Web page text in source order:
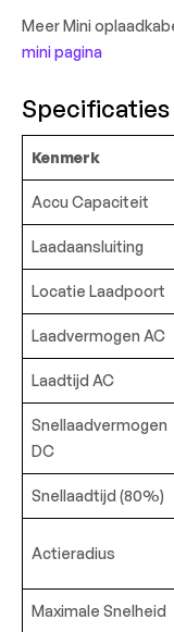
Meer Mini
mini pagina
Kenmerk
Accu Capaciteit
Laadaansluiting
Locatie Laadpoort
Laadvermogen AC
Laadtijd AC
Snellaadvermogen
DC
Snellaadtijd (80%)
Actieradius
Maximale Snelheid